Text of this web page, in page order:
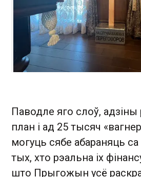
Паводле яго слоў,
план і ад 25 тысяч
могуць сябе абараняць са
тых, хто рэальна іх
што Прыгожын усё